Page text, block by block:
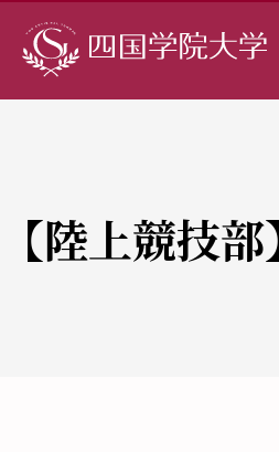
【陸上競技